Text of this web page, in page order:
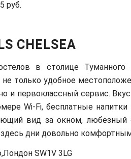
руб.
CHELSEA
в столице Туманного
только удобное
и первоклассный сервис.
Wi-Fi, бесплатные напитки
вид за окном, любезный
дни довольно
SW1V 3LG